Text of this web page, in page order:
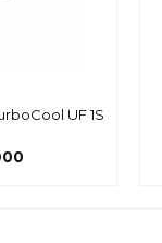
UF 1S